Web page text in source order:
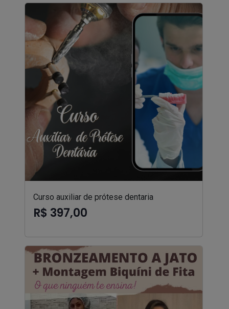
Curso auxiliar de prótese dentaria
R$ 397,00